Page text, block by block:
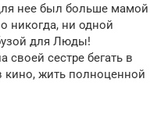
нее был больше мамой
никогда, ни одной
для Люды!
сестре бегать в
кино, жить полноценной